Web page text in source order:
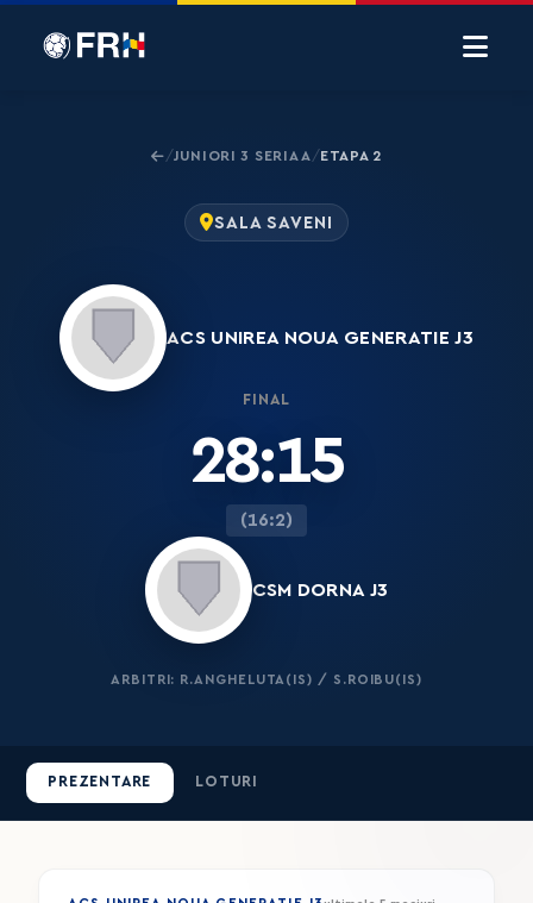
/JUNIORI 3 SERIA A /ETAPA 2
SALA SAVENI
ACS UNIREA NOUA GENERATIE J3
FINAL
28:15
(16:2)
CSM DORNA J3
ARBITRI: R.ANGHELUTA(IS) / S.ROIBU(IS)
PREZENTARE LOTURI